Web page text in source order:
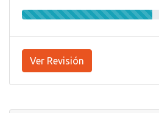
Ver Revisión